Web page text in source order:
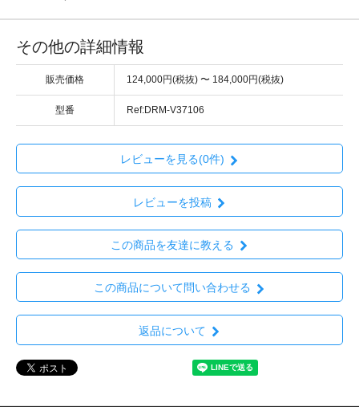
その他の詳細情報
販売価格 124,000円(税抜) 〜 184,000円(税抜)
型番 Ref:DRM-V37106
レビューを見る(0件)
レビューを投稿
この商品を友達に教える
この商品について問い合わせる
返品について